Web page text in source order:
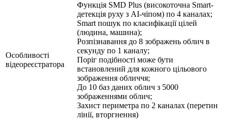
Особливості
відеореєстратора
Функція SMD Plus (високоточна Smart-
детекція руху з AI-чіпом) по 4 каналах;
Smart пошук по класифікації цілей
(людина, машина);
Розпізнавання до 8 зображень облич в
секунду по 1 каналу;
Поріг подібності може бути
встановлений для кожного цільового
зображення обличчя;
До 10 баз даних облич з 5000
зображеннями облич;
Захист периметра по 2 каналах (перетин
лінії, вторгнення)